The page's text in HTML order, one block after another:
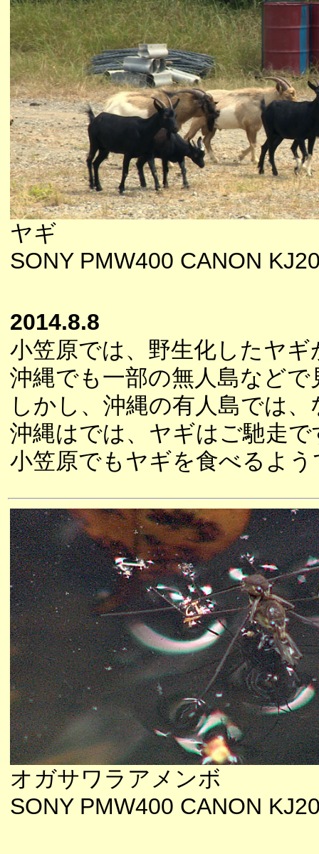
ヤギ
SONY PMW400 CANON
2014.8.8
小笠原では、野生化したヤ
沖縄でも一部の無人島など
しかし、沖縄の有人島では
沖縄はでは、ヤギはご馳走
小笠原でもヤギを食べるよ
オガサワラアメンボ
SONY PMW400 CANON